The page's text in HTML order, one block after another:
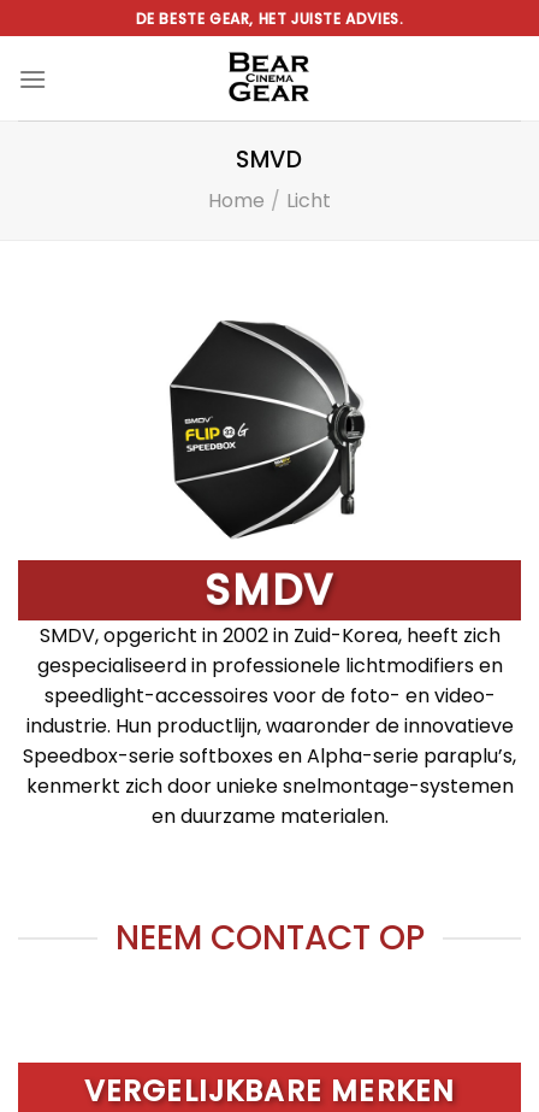
naar
inhoud
DE BESTE GEAR, HET JUISTE ADVIES.
SMVD
Home / Licht
SMDV
SMDV, opgericht in 2002 in Zuid-Korea, heeft zich
gespecialiseerd in professionele lichtmodifiers en
speedlight-accessoires voor de foto- en video-
industrie. Hun productlijn, waaronder de innovatieve
Speedbox-serie softboxes en Alpha-serie paraplu’s,
kenmerkt zich door unieke snelmontage-systemen
en duurzame materialen.
NEEM CONTACT OP
VERGELIJKBARE MERKEN